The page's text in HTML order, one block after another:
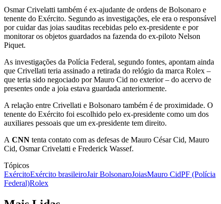
Osmar Crivelatti também é ex-ajudante de ordens de Bolsonaro e
tenente do Exército. Segundo as investigações, ele era o responsável
por cuidar das joias sauditas recebidas pelo ex-presidente e por
monitorar os objetos guardados na fazenda do ex-piloto Nelson
Piquet.
As investigações da Polícia Federal, segundo fontes, apontam ainda
que Crivellati teria assinado a retirada do relógio da marca Rolex –
que teria sido negociado por Mauro Cid no exterior – do acervo de
presentes onde a joia estava guardada anteriormente.
A relação entre Crivellati e Bolsonaro também é de proximidade. O
tenente do Exército foi escolhido pelo ex-presidente como um dos
auxiliares pessoais que um ex-presidente tem direito.
A CNN tenta contato com as defesas de Mauro César Cid, Mauro
Cid, Osmar Crivelatti e Frederick Wassef.
Tópicos
ExércitoExército brasileiroJair BolsonaroJoiasMauro CidPF (Polícia
Federal)Rolex